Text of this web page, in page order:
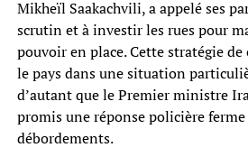
Mikheïl Saakachvili, a appelé ses
scrutin et à investir les rues pour
pouvoir en place. Cette stratégie
le pays dans une situation
d’autant que le Premier ministre
promis une réponse policière ferme
débordements.